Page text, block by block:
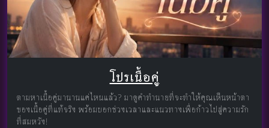
โปรเนื้อคู่
ตามหาเนื้อคู่มานานแค่ไหนแล้ว? มาดูคำทำนายที่จะทำให้คุณเห็นหน้าตา
ของเนื้อคู่ที่แท้จริง พร้อมบอกช่วงเวลาและแนวทางเพื่อก้าวไปสู่ความรัก
ที่สมหวัง!